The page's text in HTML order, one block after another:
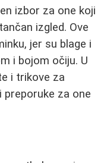
izbor za one koji
izgled. Ove
jer su blage i
i bojom očiju. U
i trikove za
preporuke za one